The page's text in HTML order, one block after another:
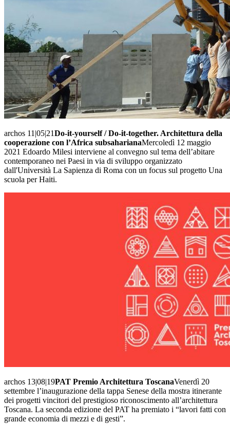
archos 11|05|21Do-it-yourself / Do-it-together. Architettura della
cooperazione con lʼAfrica subsaharianaMercoledì 12 maggio
2021 Edoardo Milesi interviene al convegno sul tema dell’abitare
contemporaneo nei Paesi in via di sviluppo organizzato
dall'Università La Sapienza di Roma con un focus sul progetto Una
scuola per Haiti.
archos 13|08|19PAT Premio Architettura ToscanaVenerdì 20
settembre l’inaugurazione della tappa Senese della mostra itinerante
dei progetti vincitori del prestigioso riconoscimento all’architettura
Toscana. La seconda edizione del PAT ha premiato i “lavori fatti con
grande economia di mezzi e di gesti”.